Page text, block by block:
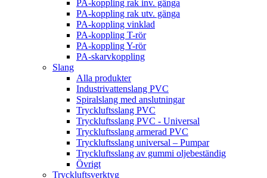
PA-koppling rak inv. gänga
PA-koppling rak utv. gänga
PA-koppling vinklad
PA-koppling T-rör
PA-koppling Y-rör
PA-skarvkoppling
Slang
Alla produkter
Industrivattenslang PVC
Spiralslang med anslutningar
Tryckluftsslang PVC
Tryckluftsslang PVC - Universal
Tryckluftsslang armerad PVC
Tryckluftsslang universal – Pumpar
Tryckluftsslang av gummi oljebeständig
Övrigt
Tryckluftsverktyg